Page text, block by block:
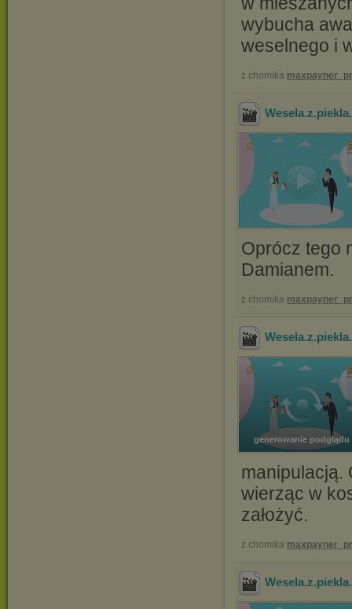
wybucha
weselnego i
z chomika
Oprócz tego
Damianem.
z chomika
generowanie podglądu
manipulacją.
wierząc w
założyć.
z chomika